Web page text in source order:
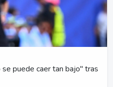
puede caer tan bajo" tras